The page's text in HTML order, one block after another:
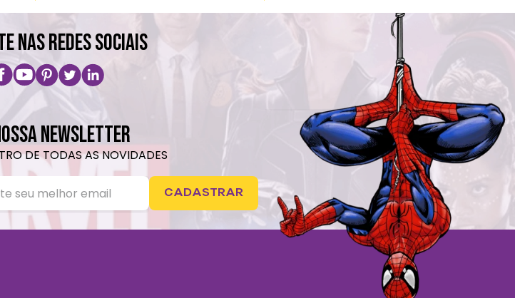
NAS REDES SOCIAIS
NEWSLETTER
DE TODAS AS NOVIDADES
CADASTRAR